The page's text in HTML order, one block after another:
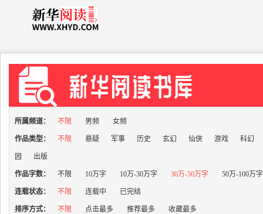
所属频道： 不限 男频 女频
作品类型： 不限 悬疑 军事 历史 玄幻 仙侠 游戏 科幻
园 出版
作品字数： 不限 10万字 10万-30万字 30万-50万字 50万-100万
连载状态： 不限 连载中 已完结
排序方式： 不限 点击最多 推荐最多 收藏最多